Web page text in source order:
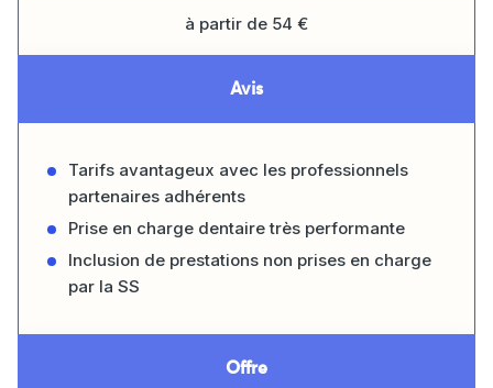
à partir de 54 €
Avis
Tarifs avantageux avec les professionnels
partenaires adhérents
Prise en charge dentaire très performante
Inclusion de prestations non prises en charge
par la SS
Offre